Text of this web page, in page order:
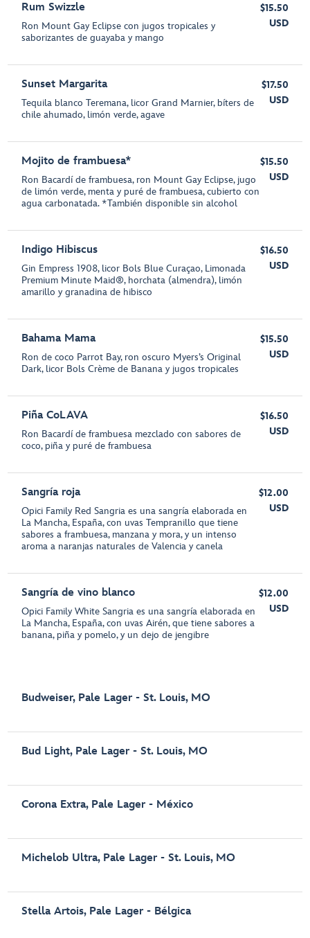
Rum Swizzle
Ron Mount Gay Eclipse con jugos tropicales y
saborizantes de guayaba y mango
$15.50
USD
Sunset Margarita
Tequila blanco Teremana, licor Grand Marnier, bíters de
chile ahumado, limón verde, agave
$17.50
USD
Mojito de frambuesa*
Ron Bacardí de frambuesa, ron Mount Gay Eclipse, jugo
de limón verde, menta y puré de frambuesa, cubierto con
agua carbonatada. *También disponible sin alcohol
$15.50
USD
Indigo Hibiscus
Gin Empress 1908, licor Bols Blue Curaçao, Limonada
Premium Minute Maid®, horchata (almendra), limón
amarillo y granadina de hibisco
$16.50
USD
Bahama Mama
Ron de coco Parrot Bay, ron oscuro Myers’s Original
Dark, licor Bols Crème de Banana y jugos tropicales
$15.50
USD
Piña CoLAVA
Ron Bacardí de frambuesa mezclado con sabores de
coco, piña y puré de frambuesa
$16.50
USD
Sangría roja
Opici Family Red Sangria es una sangría elaborada en
La Mancha, España, con uvas Tempranillo que tiene
sabores a frambuesa, manzana y mora, y un intenso
aroma a naranjas naturales de Valencia y canela
$12.00
USD
Sangría de vino blanco
Opici Family White Sangria es una sangría elaborada en
La Mancha, España, con uvas Airén, que tiene sabores a
banana, piña y pomelo, y un dejo de jengibre
$12.00
USD
Budweiser, Pale Lager - St. Louis, MO
Bud Light, Pale Lager - St. Louis, MO
Corona Extra, Pale Lager - México
Michelob Ultra, Pale Lager - St. Louis, MO
Stella Artois, Pale Lager - Bélgica